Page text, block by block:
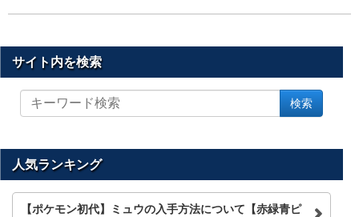
サイト内を検索
イ
を
索
検索
人気ランキング
【ポケモン初代】ミュウの入手方法について【赤緑青ピ